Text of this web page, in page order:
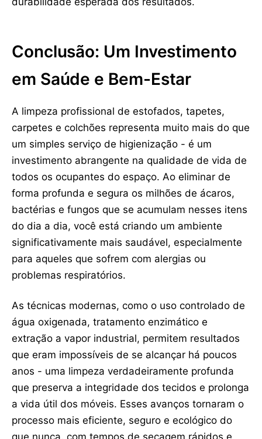
Conclusão: Um Investimento
em Saúde e Bem-Estar
A limpeza profissional de estofados, tapetes,
carpetes e colchões representa muito mais do que
um simples serviço de higienização - é um
investimento abrangente na qualidade de vida de
todos os ocupantes do espaço. Ao eliminar de
forma profunda e segura os milhões de ácaros,
bactérias e fungos que se acumulam nesses itens
do dia a dia, você está criando um ambiente
significativamente mais saudável, especialmente
para aqueles que sofrem com alergias ou
problemas respiratórios.
As técnicas modernas, como o uso controlado de
água oxigenada, tratamento enzimático e
extração a vapor industrial, permitem resultados
que eram impossíveis de se alcançar há poucos
anos - uma limpeza verdadeiramente profunda
que preserva a integridade dos tecidos e prolonga
a vida útil dos móveis. Esses avanços tornaram o
processo mais eficiente, seguro e ecológico do
que nunca, com tempos de secagem rápidos e